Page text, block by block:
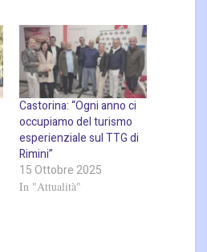
Castorina: “Ogni anno ci
occupiamo del turismo
esperienziale sul TTG di
Rimini”
15 Ottobre 2025
In "Attualità"